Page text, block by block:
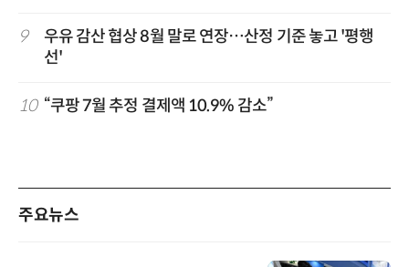
9
우유 감산 협상 8월 말로 연장…산정 기준 놓고 '평행
선'
10 “쿠팡 7월 추정 결제액 10.9% 감소”
주요뉴스